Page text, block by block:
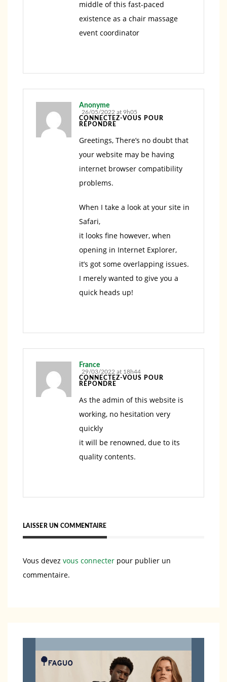
middle of this fast-paced
existence as a chair massage
event coordinator
Anonyme
26/05/2022 at 9h05
CONNECTEZ-VOUS POUR
RÉPONDRE
Greetings, There’s no doubt that
your website may be having
internet browser compatibility
problems.
When I take a look at your site in
Safari,
it looks fine however, when
opening in Internet Explorer,
it’s got some overlapping issues.
I merely wanted to give you a
quick heads up!
France
29/03/2022 at 18h44
CONNECTEZ-VOUS POUR
RÉPONDRE
As the admin of this website is
working, no hesitation very
quickly
it will be renowned, due to its
quality contents.
LAISSER UN COMMENTAIRE
Vous devez vous connecter pour publier un
commentaire.